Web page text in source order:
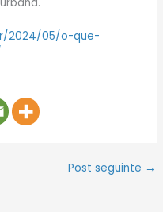
2024/05/o-que-
Post seguinte →